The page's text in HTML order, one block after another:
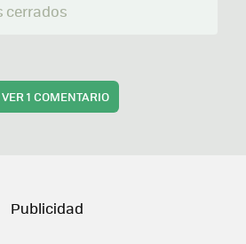
cerrados
VER1 COMENTARIO